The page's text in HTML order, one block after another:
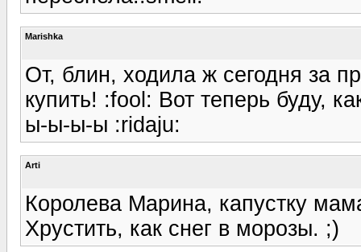
Marishka
От, блин, ходила ж сегодня за
купить! :fool: Вот теперь буду,
ы-ы-ы-ы :ridaju:
Arti
Королева Марина, капустку
Хрустить, как снег в морозы. ;)